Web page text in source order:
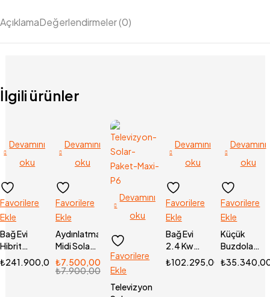
AçıklamaDeğerlendirmeler (0)
İlgili ürünler
Devamını
oku
Favorilere
Ekle
Bağ Evi
Hibrit
Lityum
₺241.900,00
Devamını
oku
Favorilere
Ekle
Aydınlatma
Midi Solar
Paket P2
₺7.900,00
₺7.500,00
Devamını
oku
Favorilere
Ekle
Televizyon
Devamını
oku
Favorilere
Ekle
Bağ Evi
2.4 Kw
Hibrit
₺102.295,00
Devamını
oku
Favorilere
Ekle
Küçük
Buzdolabı
Solar
₺